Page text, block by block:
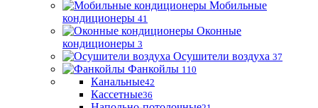
Мобильные
кондиционеры 41
Оконные
кондиционеры 3
Осушители воздуха 37
Фанкойлы 110
Канальные42
Кассетные36